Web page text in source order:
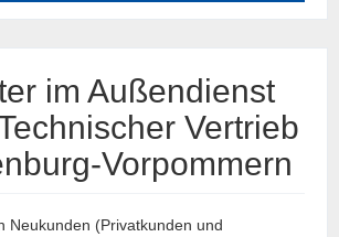
im Außendienst
Vertrieb
Vorpommern
Neukunden (Privatkunden und